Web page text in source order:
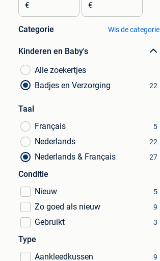
€ €
Categorie Wis de categorie
Kinderen en Baby's
Alle zoekertjes
Badjes en Verzorging
22
Taal
Français
5
Nederlands 22
Nederlands & Français 27
Conditie
Nieuw
5
Zo goed als nieuw 9
Gebruikt 3
Type
Aankleedkussen
9